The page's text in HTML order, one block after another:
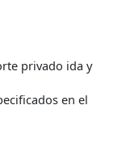
privado ida y
en el